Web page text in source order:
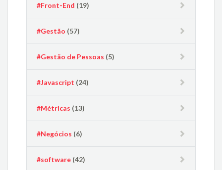
#Front-End (19)
#Gestão (57)
#Gestão de Pessoas (5)
#Javascript (24)
#Métricas (13)
#Negócios (6)
#software (42)